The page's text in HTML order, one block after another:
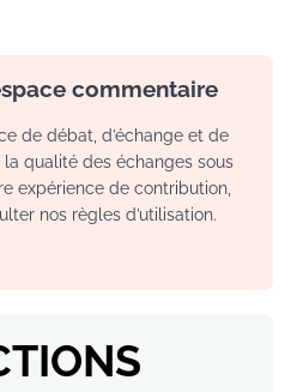
commentaire
de débat, d’échange et de
qualité des échanges sous
expérience de contribution,
nos règles d’utilisation.